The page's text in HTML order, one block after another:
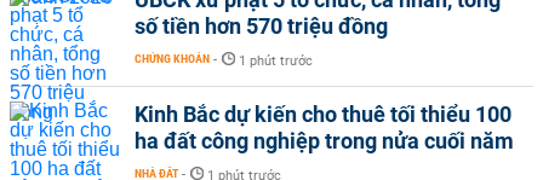
số tiền hơn 570 triệu đồng
CHỨNG KHOÁN - 1 phút trước
Kinh Bắc dự kiến cho thuê tối thiểu 100
ha đất công nghiệp trong nửa cuối năm
NHÀ ĐẤT - 1 phút trước